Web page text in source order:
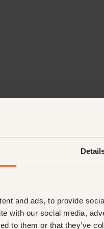
and ads, to provide
with our social media,
to them or that they’ve